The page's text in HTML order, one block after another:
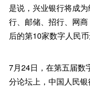
是说，兴业银行将成
行、邮储、招行、网
后的第10家数字人民币
7月24日，在第五届数
分论坛上，中国人民